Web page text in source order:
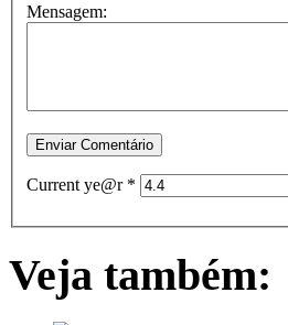
Mensagem:
Current ye@r *
Veja também: